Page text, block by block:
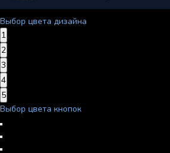
Выбор цвета дизайна
1
2
3
4
5
Выбор цвета кнопок